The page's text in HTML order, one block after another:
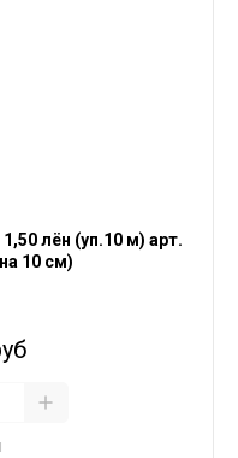
лён (уп.10 м) арт.
10 см)